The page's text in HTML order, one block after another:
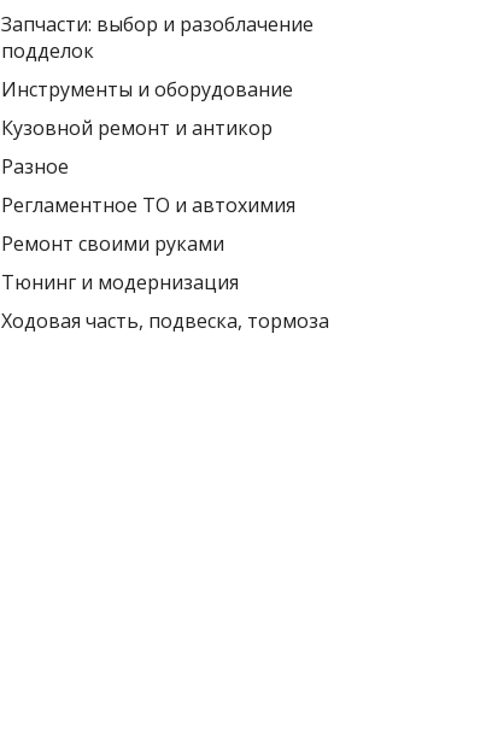
Запчасти: выбор и разоблачение
подделок
Инструменты и оборудование
Кузовной ремонт и антикор
Разное
Регламентное ТО и автохимия
Ремонт своими руками
Тюнинг и модернизация
Ходовая часть, подвеска, тормоза